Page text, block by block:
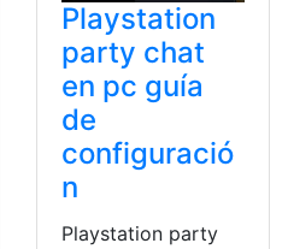
Playstation
party chat
en pc guía
de
configuració
n
Playstation party